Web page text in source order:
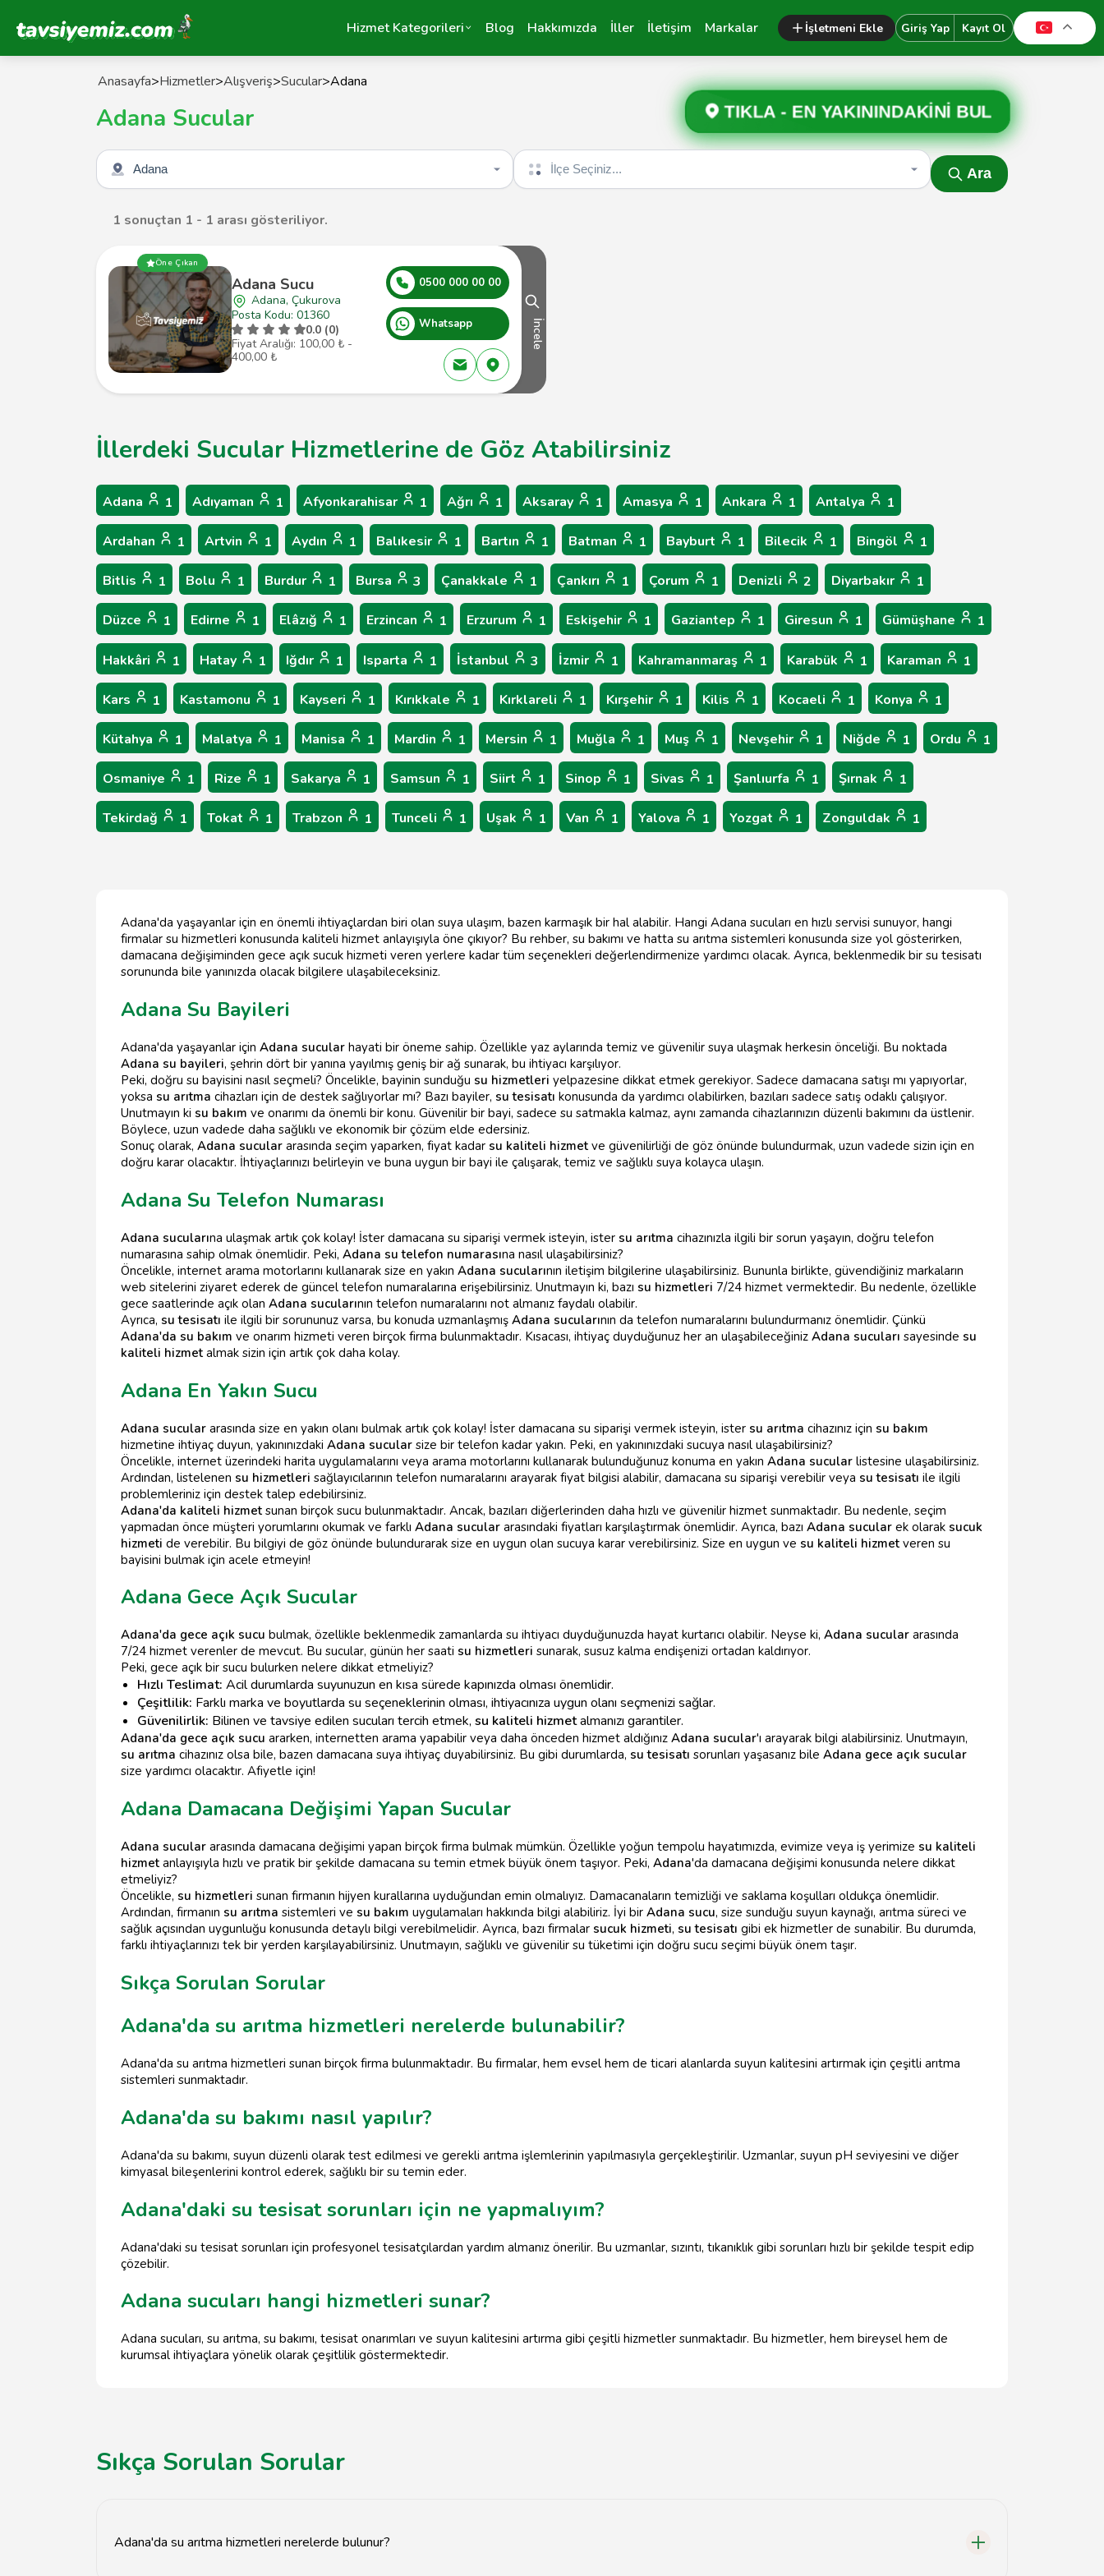
Tavsiyemiz Anasayfa Hizmet Kategorileri Blog Hakkımızda İller İletişim Markalar İşletmeni Ekle Giriş Yap Kayıt Ol
Anasayfa>Hizmetler>Alışveriş>Sucular>Adana
Adana Sucular TIKLA - EN YAKININDAKİNİ BUL
Şehir seçin İlçe seçin
Ara
1 sonuçtan 1 - 1 arası gösteriliyor.
Öne Çıkan
Adana Sucu
Adana, Çukurova
Posta Kodu: 01360
0.0 (0)
Fiyat Aralığı: 100,00 ₺ -
400,00 ₺
0500 000 00 00
Whatsapp İncele
İllerdeki Sucular Hizmetlerine de Göz Atabilirsiniz
Adana 1 Adıyaman 1 Afyonkarahisar 1 Ağrı 1 Aksaray 1 Amasya 1 Ankara 1 Antalya 1
Ardahan 1 Artvin 1 Aydın 1 Balıkesir 1 Bartın 1 Batman 1 Bayburt 1 Bilecik 1 Bingöl 1
Bitlis 1 Bolu 1 Burdur 1 Bursa 3 Çanakkale 1 Çankırı 1 Çorum 1 Denizli 2 Diyarbakır 1
Düzce 1 Edirne 1 Elâzığ 1 Erzincan 1 Erzurum 1 Eskişehir 1 Gaziantep 1 Giresun 1 Gümüşhane 1
Hakkâri 1 Hatay 1 Iğdır 1 Isparta 1 İstanbul 3 İzmir 1 Kahramanmaraş 1 Karabük 1 Karaman 1
Kars 1 Kastamonu 1 Kayseri 1 Kırıkkale 1 Kırklareli 1 Kırşehir 1 Kilis 1 Kocaeli 1 Konya 1
Kütahya 1 Malatya 1 Manisa 1 Mardin 1 Mersin 1 Muğla 1 Muş 1 Nevşehir 1 Niğde 1 Ordu 1
Osmaniye 1 Rize 1 Sakarya 1 Samsun 1 Siirt 1 Sinop 1 Sivas 1 Şanlıurfa 1 Şırnak 1
Tekirdağ 1 Tokat 1 Trabzon 1 Tunceli 1 Uşak 1 Van 1 Yalova 1 Yozgat 1 Zonguldak 1
Adana'da yaşayanlar için en önemli ihtiyaçlardan biri olan suya ulaşım, bazen karmaşık bir hal alabilir. Hangi Adana sucuları en hızlı servisi sunuyor, hangi
firmalar su hizmetleri konusunda kaliteli hizmet anlayışıyla öne çıkıyor? Bu rehber, su bakımı ve hatta su arıtma sistemleri konusunda size yol gösterirken,
damacana değişiminden gece açık sucuk hizmeti veren yerlere kadar tüm seçenekleri değerlendirmenize yardımcı olacak. Ayrıca, beklenmedik bir su tesisatı
sorununda bile yanınızda olacak bilgilere ulaşabileceksiniz.
Adana Su Bayileri
Adana'da yaşayanlar için Adana sucular hayati bir öneme sahip. Özellikle yaz aylarında temiz ve güvenilir suya ulaşmak herkesin önceliği. Bu noktada
Adana su bayileri, şehrin dört bir yanına yayılmış geniş bir ağ sunarak, bu ihtiyacı karşılıyor.
Peki, doğru su bayisini nasıl seçmeli? Öncelikle, bayinin sunduğu su hizmetleri yelpazesine dikkat etmek gerekiyor. Sadece damacana satışı mı yapıyorlar,
yoksa su arıtma cihazları için de destek sağlıyorlar mı? Bazı bayiler, su tesisatı konusunda da yardımcı olabilirken, bazıları sadece satış odaklı çalışıyor.
Unutmayın ki su bakım ve onarımı da önemli bir konu. Güvenilir bir bayi, sadece su satmakla kalmaz, aynı zamanda cihazlarınızın düzenli bakımını da üstlenir.
Böylece, uzun vadede daha sağlıklı ve ekonomik bir çözüm elde edersiniz.
Sonuç olarak, Adana sucular arasında seçim yaparken, fiyat kadar su kaliteli hizmet ve güvenilirliği de göz önünde bulundurmak, uzun vadede sizin için en
doğru karar olacaktır. İhtiyaçlarınızı belirleyin ve buna uygun bir bayi ile çalışarak, temiz ve sağlıklı suya kolayca ulaşın.
Adana Su Telefon Numarası
Adana sucularına ulaşmak artık çok kolay! İster damacana su siparişi vermek isteyin, ister su arıtma cihazınızla ilgili bir sorun yaşayın, doğru telefon
numarasına sahip olmak önemlidir. Peki, Adana su telefon numarasına nasıl ulaşabilirsiniz?
Öncelikle, internet arama motorlarını kullanarak size en yakın Adana sucularının iletişim bilgilerine ulaşabilirsiniz. Bununla birlikte, güvendiğiniz markaların
web sitelerini ziyaret ederek de güncel telefon numaralarına erişebilirsiniz. Unutmayın ki, bazı su hizmetleri 7/24 hizmet vermektedir. Bu nedenle, özellikle
gece saatlerinde açık olan Adana sucularının telefon numaralarını not almanız faydalı olabilir.
Ayrıca, su tesisatı ile ilgili bir sorununuz varsa, bu konuda uzmanlaşmış Adana sucularının da telefon numaralarını bulundurmanız önemlidir. Çünkü
Adana'da su bakım ve onarım hizmeti veren birçok firma bulunmaktadır. Kısacası, ihtiyaç duyduğunuz her an ulaşabileceğiniz Adana sucuları sayesinde su
kaliteli hizmet almak sizin için artık çok daha kolay.
Adana En Yakın Sucu
Adana sucular arasında size en yakın olanı bulmak artık çok kolay! İster damacana su siparişi vermek isteyin, ister su arıtma cihazınız için su bakım
hizmetine ihtiyaç duyun, yakınınızdaki Adana sucular size bir telefon kadar yakın. Peki, en yakınınızdaki sucuya nasıl ulaşabilirsiniz?
Öncelikle, internet üzerindeki harita uygulamalarını veya arama motorlarını kullanarak bulunduğunuz konuma en yakın Adana sucular listesine ulaşabilirsiniz.
Ardından, listelenen su hizmetleri sağlayıcılarının telefon numaralarını arayarak fiyat bilgisi alabilir, damacana su siparişi verebilir veya su tesisatı ile ilgili
problemleriniz için destek talep edebilirsiniz.
Adana'da kaliteli hizmet sunan birçok sucu bulunmaktadır. Ancak, bazıları diğerlerinden daha hızlı ve güvenilir hizmet sunmaktadır. Bu nedenle, seçim
yapmadan önce müşteri yorumlarını okumak ve farklı Adana sucular arasındaki fiyatları karşılaştırmak önemlidir. Ayrıca, bazı Adana sucular ek olarak sucuk
hizmeti de verebilir. Bu bilgiyi de göz önünde bulundurarak size en uygun olan sucuya karar verebilirsiniz. Size en uygun ve su kaliteli hizmet veren su
bayisini bulmak için acele etmeyin!
Adana Gece Açık Sucular
Adana'da gece açık sucu bulmak, özellikle beklenmedik zamanlarda su ihtiyacı duyduğunuzda hayat kurtarıcı olabilir. Neyse ki, Adana sucular arasında
7/24 hizmet verenler de mevcut. Bu sucular, günün her saati su hizmetleri sunarak, susuz kalma endişenizi ortadan kaldırıyor.
Peki, gece açık bir sucu bulurken nelere dikkat etmeliyiz?
Hızlı Teslimat: Acil durumlarda suyunuzun en kısa sürede kapınızda olması önemlidir.
Çeşitlilik: Farklı marka ve boyutlarda su seçeneklerinin olması, ihtiyacınıza uygun olanı seçmenizi sağlar.
Güvenilirlik: Bilinen ve tavsiye edilen sucuları tercih etmek, su kaliteli hizmetalmanızı garantiler.
Adana'da gece açık sucu ararken, internetten arama yapabilir veya daha önceden hizmet aldığınız Adana sucular'ı arayarak bilgi alabilirsiniz. Unutmayın,
su arıtma cihazınız olsa bile, bazen damacana suya ihtiyaç duyabilirsiniz. Bu gibi durumlarda, su tesisatı sorunları yaşasanız bile Adana gece açık sucular
size yardımcı olacaktır. Afiyetle için!
Adana Damacana Değişimi Yapan Sucular
Adana sucular arasında damacana değişimi yapan birçok firma bulmak mümkün. Özellikle yoğun tempolu hayatımızda, evimize veya iş yerimize su kaliteli
hizmet anlayışıyla hızlı ve pratik bir şekilde damacana su temin etmek büyük önem taşıyor. Peki, Adana'da damacana değişimi konusunda nelere dikkat
etmeliyiz?
Öncelikle, su hizmetleri sunan firmanın hijyen kurallarına uyduğundan emin olmalıyız. Damacanaların temizliği ve saklama koşulları oldukça önemlidir.
Ardından, firmanın su arıtma sistemleri ve su bakım uygulamaları hakkında bilgi alabiliriz. İyi bir Adana sucu, size sunduğu suyun kaynağı, arıtma süreci ve
sağlık açısından uygunluğu konusunda detaylı bilgi verebilmelidir. Ayrıca, bazı firmalar sucuk hizmeti, su tesisatı gibi ek hizmetler de sunabilir. Bu durumda,
farklı ihtiyaçlarınızı tek bir yerden karşılayabilirsiniz. Unutmayın, sağlıklı ve güvenilir su tüketimi için doğru sucu seçimi büyük önem taşır.
Sıkça Sorulan Sorular
Adana'da su arıtma hizmetleri nerelerde bulunabilir?
Adana'da su arıtma hizmetleri sunan birçok firma bulunmaktadır. Bu firmalar, hem evsel hem de ticari alanlarda suyun kalitesini artırmak için çeşitli arıtma
sistemleri sunmaktadır.
Adana'da su bakımı nasıl yapılır?
Adana'da su bakımı, suyun düzenli olarak test edilmesi ve gerekli arıtma işlemlerinin yapılmasıyla gerçekleştirilir. Uzmanlar, suyun pH seviyesini ve diğer
kimyasal bileşenlerini kontrol ederek, sağlıklı bir su temin eder.
Adana'daki su tesisat sorunları için ne yapmalıyım?
Adana'daki su tesisat sorunları için profesyonel tesisatçılardan yardım almanız önerilir. Bu uzmanlar, sızıntı, tıkanıklık gibi sorunları hızlı bir şekilde tespit edip
çözebilir.
Adana sucuları hangi hizmetleri sunar?
Adana sucuları, su arıtma, su bakımı, tesisat onarımları ve suyun kalitesini artırma gibi çeşitli hizmetler sunmaktadır. Bu hizmetler, hem bireysel hem de
kurumsal ihtiyaçlara yönelik olarak çeşitlilik göstermektedir.
Sıkça Sorulan Sorular
Adana'da su arıtma hizmetleri nerelerde bulunur?